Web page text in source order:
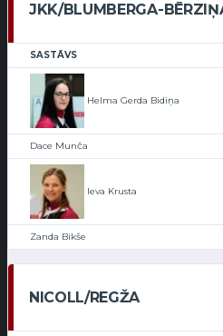
JKK/BLUMBERGA-
SASTĀVS
Helma Gerda Bidiņa
Dace Munča
Ieva Krusta
Zanda Bikše
NICOLL/REGŽA